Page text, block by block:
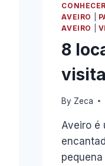
AVEIRO
AVEIRO
8
By Zeca
Aveiro é